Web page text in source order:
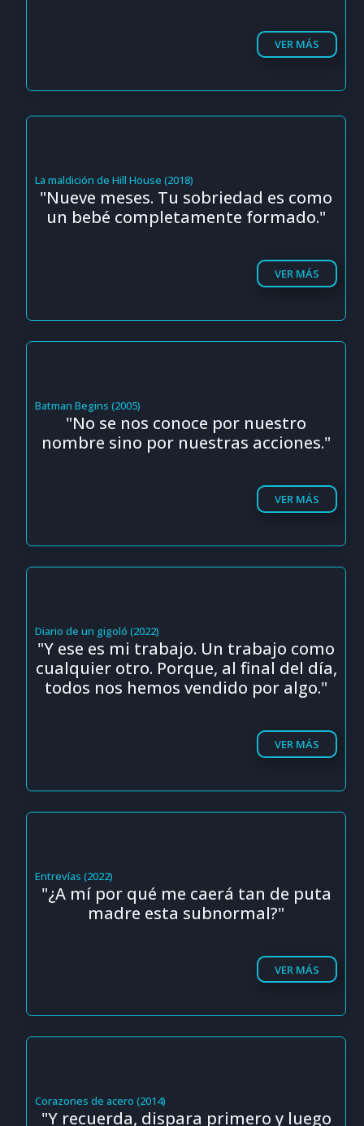
VER MÁS
La maldición de Hill House (2018)
"Nueve meses. Tu sobriedad es como
un bebé completamente formado."
VER MÁS
Batman Begins (2005)
"No se nos conoce por nuestro
nombre sino por nuestras acciones."
VER MÁS
Diario de un gigoló (2022)
"Y ese es mi trabajo. Un trabajo como
cualquier otro. Porque, al final del día,
todos nos hemos vendido por algo."
VER MÁS
Entrevías (2022)
"¿A mí por qué me caerá tan de puta
madre esta subnormal?"
VER MÁS
Corazones de acero (2014)
"Y recuerda, dispara primero y luego